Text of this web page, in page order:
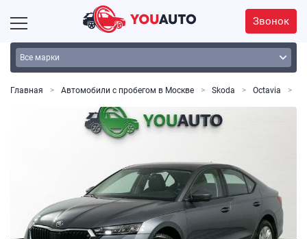
Звонок
Главная Автомобили с пробегом в Москве Skoda Octavia